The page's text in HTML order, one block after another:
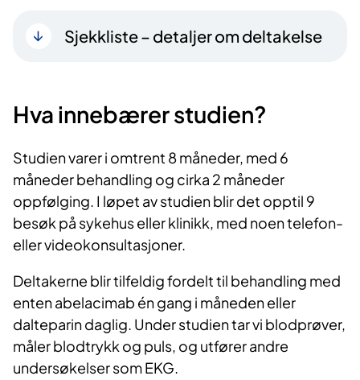
Sjekkliste – detaljer om deltakelse
Hva innebærer studien?
Studien varer i omtrent 8 måneder, med 6
måneder behandling og cirka 2 måneder
oppfølging. I løpet av studien blir det opptil 9
besøk på sykehus eller klinikk, med noen telefon-
eller videokonsultasjoner.
Deltakerne blir tilfeldig fordelt til behandling med
enten abelacimab én gang i måneden eller
dalteparin daglig. Under studien tar vi blodprøver,
måler blodtrykk og puls, og utfører andre
undersøkelser som EKG.